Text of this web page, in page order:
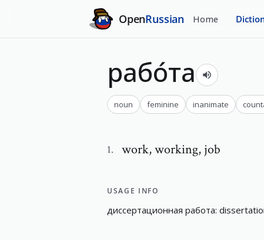
OpenRussian Home
рабо́та
noun feminine inanimate
1. work,working, job
USAGE INFO
диссертационная работа: dissertatio